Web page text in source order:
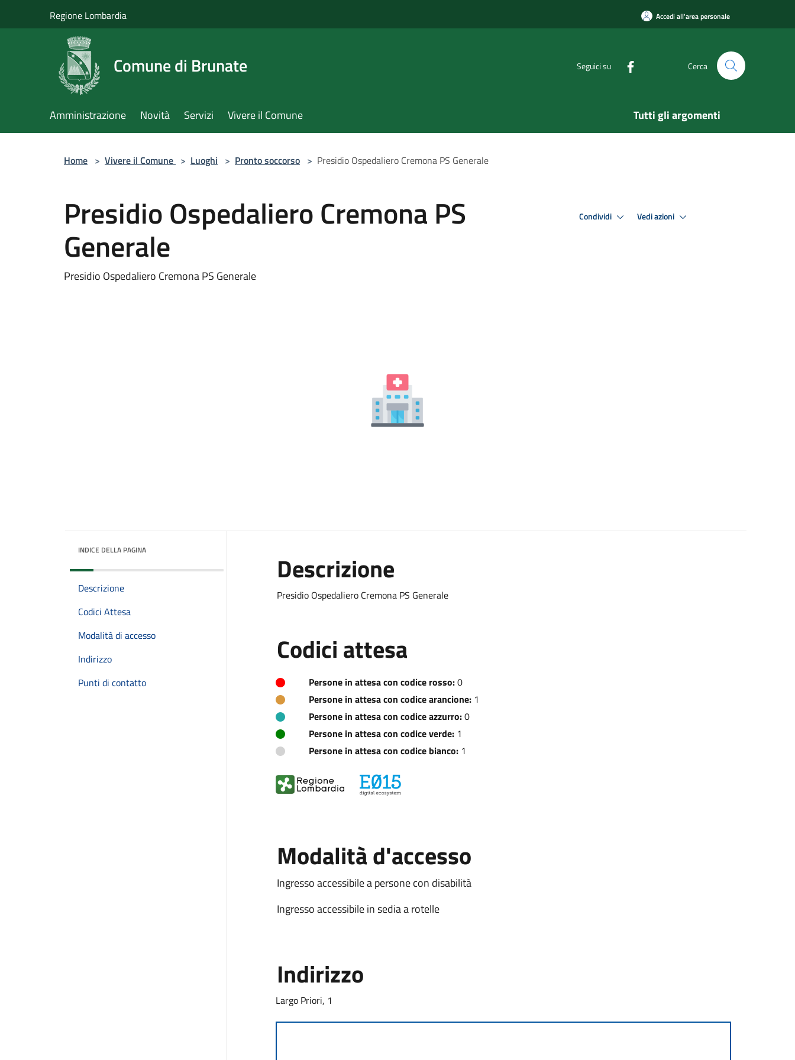
Regione Lombardia Accedi all'area personale
Comune di Brunate Seguici su Cerca
Amministrazione Novità Servizi Vivere il Comune Tutti gli argomenti
Home > Vivere il Comune > Luoghi > Pronto soccorso > Presidio Ospedaliero Cremona PS Generale
Presidio Ospedaliero Cremona PS
Generale
Presidio Ospedaliero Cremona PS Generale
Condividi Vedi azioni
INDICE DELLA PAGINA
Descrizione
Codici Attesa
Modalità di accesso
Indirizzo
Punti di contatto
Descrizione
Presidio Ospedaliero Cremona PS Generale
Codici attesa
Persone in attesa con codice rosso:0
Persone in attesa con codice arancione:1
Persone in attesa con codice azzurro:0
Persone in attesa con codice verde:1
Persone in attesa con codice bianco:1
Modalità d'accesso
Ingresso accessibile a persone con disabilità
Ingresso accessibile in sedia a rotelle
Indirizzo
Largo Priori, 1